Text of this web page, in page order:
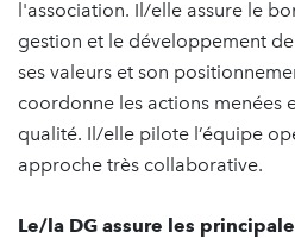
l'association. Il/elle assure le
gestion et le développement
ses valeurs et son
coordonne les actions menées
qualité. Il/elle pilote l’équipe
approche très collaborative.
Le/la DG assure les